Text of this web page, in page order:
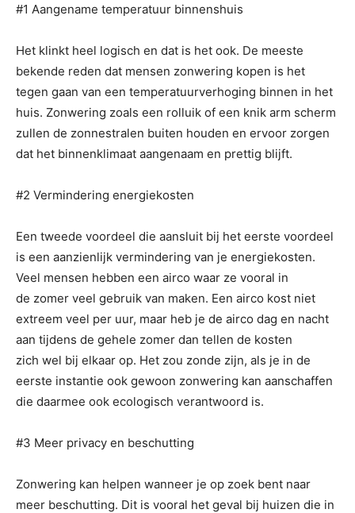
#1 Aangename temperatuur binnenshuis
Het klinkt heel logisch en dat is het ook. De meeste
bekende reden dat mensen zonwering kopen is het
tegen gaan van een temperatuurverhoging binnen in het
huis. Zonwering zoals een rolluik of een knik arm scherm
zullen de zonnestralen buiten houden en ervoor zorgen
dat het binnenklimaat aangenaam en prettig blijft.
#2 Vermindering energiekosten
Een tweede voordeel die aansluit bij het eerste voordeel
is een aanzienlijk vermindering van je energiekosten.
Veel mensen hebben een airco waar ze vooral in
de zomer veel gebruik van maken. Een airco kost niet
extreem veel per uur, maar heb je de airco dag en nacht
aan tijdens de gehele zomer dan tellen de kosten
zich wel bij elkaar op. Het zou zonde zijn, als je in de
eerste instantie ook gewoon zonwering kan aanschaffen
die daarmee ook ecologisch verantwoord is.
#3 Meer privacy en beschutting
Zonwering kan helpen wanneer je op zoek bent naar
meer beschutting. Dit is vooral het geval bij huizen die in